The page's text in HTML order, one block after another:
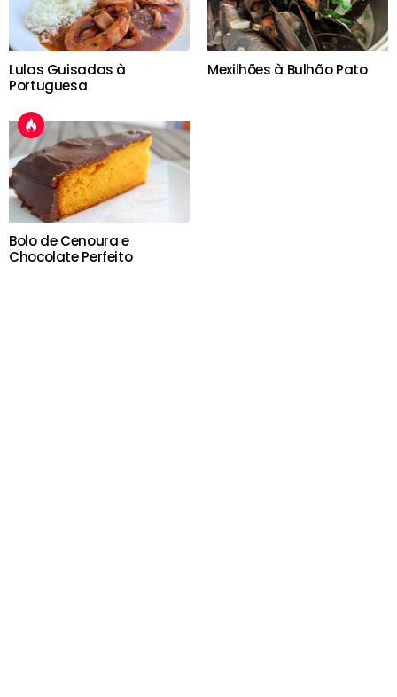
Lulas Guisadas à
Portuguesa
Mexilhões à Bulhão Pato
Bolo de Cenoura e
Chocolate Perfeito